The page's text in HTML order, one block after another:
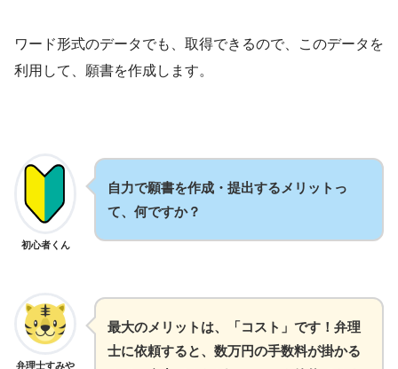
ワード形式のデータでも、取得できるので、このデータを
利用して、願書を作成します。
初心者くん
自力で願書を作成・提出するメリットっ
て、何ですか？
弁理士すみや
最大のメリットは、「コスト」です！弁理
士に依頼すると、数万円の手数料が掛かる